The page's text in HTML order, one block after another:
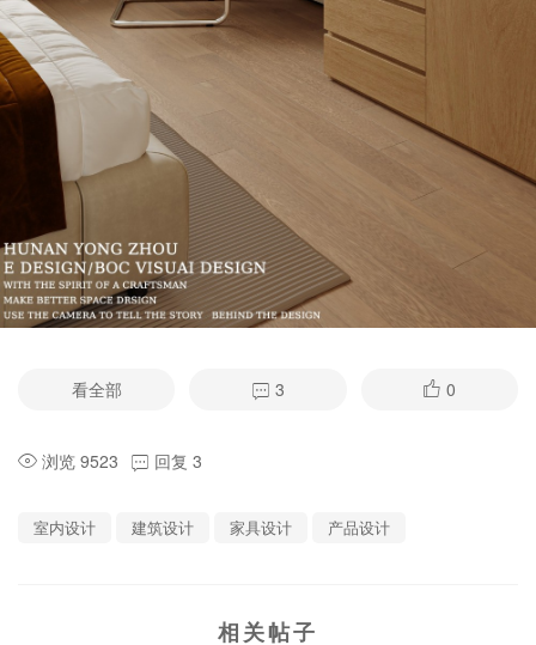
看全部 3 0
浏览 9523 回复 3
室内设计 建筑设计 家具设计 产品设计
相关帖子